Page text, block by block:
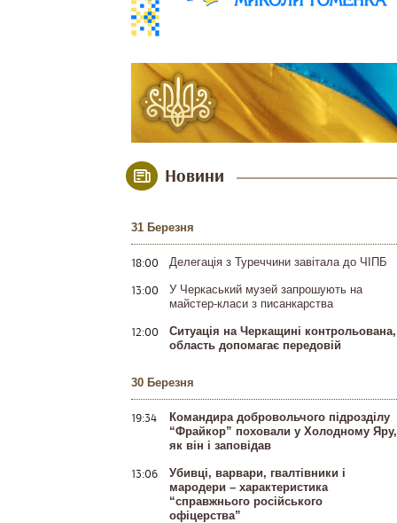
Новини
31 Березня
18:00 Делегація з Туреччини завітала до ЧІПБ
13:00
У Черкаський музей запрошують на
майстер-класи з писанкарства
12:00
Ситуація на Черкащині контрольована,
область допомагає передовій
30 Березня
19:34
Командира добровольчого підрозділу
“Фрайкор” поховали у Холодному Яру,
як він і заповідав
13:06
Убивці, варвари, гвалтівники і
мародери – характеристика
“справжнього російського
офіцерства”